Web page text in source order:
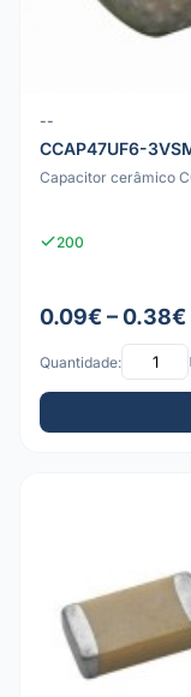
--
CCAP47UF6-
Capacitor cerâmico
200
0.09€ – 0.38€
Quantidade: